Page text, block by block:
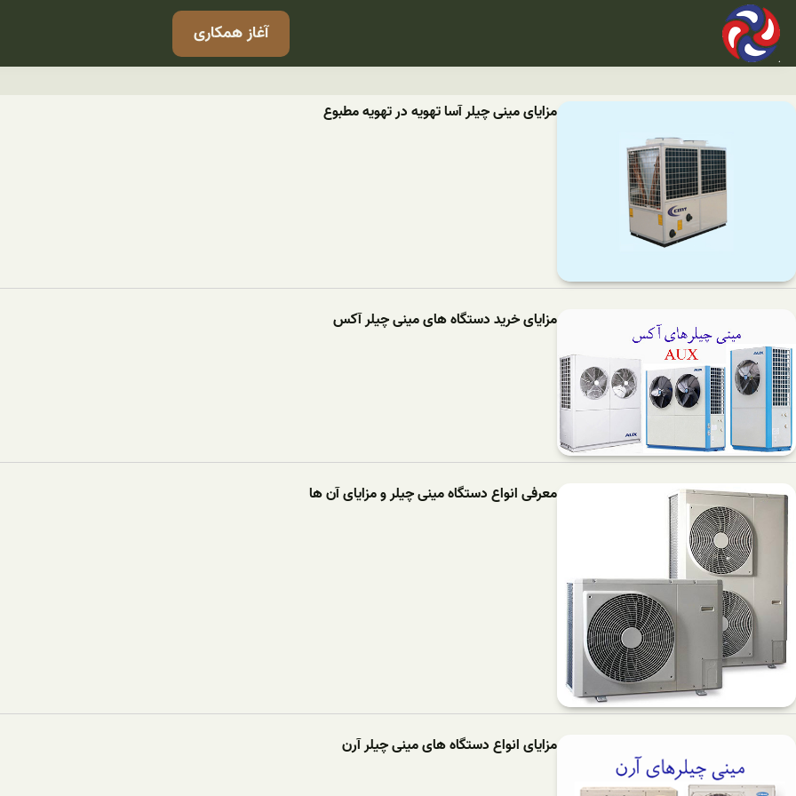
آغاز همکاری
مزایای مینی چیلر آسا تهویه در تهویه مطبوع
مزایای خرید دستگاه های مینی چیلر آکس
معرفی انواع دستگاه مینی چیلر و مزایای آن ها
مزایای انواع دستگاه های مینی چیلر آرن